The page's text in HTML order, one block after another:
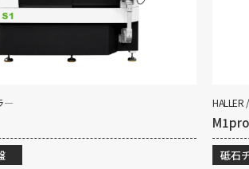
―
砥石